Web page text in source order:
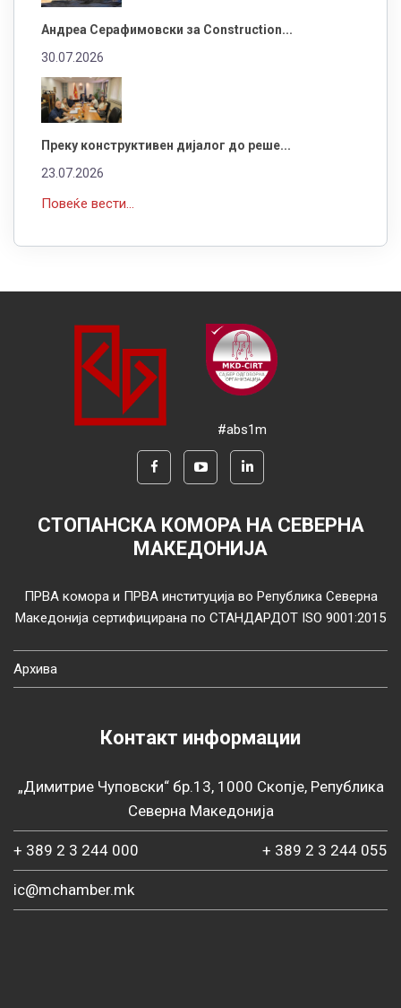
Андреа Серафимовски за Construction...
30.07.2026
Преку конструктивен дијалог до реше...
23.07.2026
Повеќе вести...
#abs1m
СТОПАНСКА КОМОРА НА СЕВЕРНА
МАКЕДОНИЈА
ПРВА комора и ПРВА институција во Република Северна
Македонија сертифицирана по СТАНДАРДОТ ISO 9001:2015
Архива
Контакт информации
„Димитрие Чуповски“ бр.13, 1000 Скопје, Република
Северна Македонија
+ 389 2 3 244 000 + 389 2 3 244 055
ic@mchamber.mk